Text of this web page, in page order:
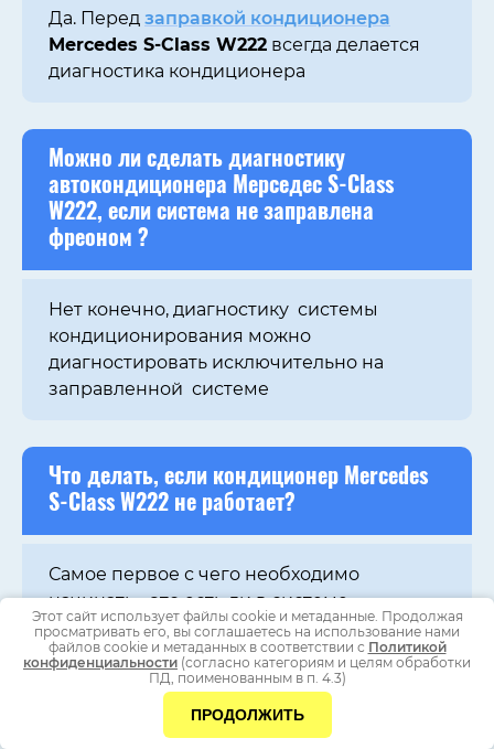
Да. Перед заправкой кондиционера
Mercedes S-Class W222 всегда делается
диагностика кондиционера
Можно ли сделать диагностику
автокондиционера Мерседес S-Class
W222, если система не заправлена
фреоном ?
Нет конечно, диагностику системы
кондиционирования можно
диагностировать исключительно на
заправленной системе
Что делать, если кондиционер Mercedes
S-Class W222 не работает?
Самое первое с чего необходимо
начинать - это есть ли в системе
кондиционера фреон и масло для
компрессора кондиционера, потому что
компрессор кондиционера не
запуститься если в системе
недостаточное количество хладагента
Этот сайт использует файлы cookie и метаданные. Продолжая
просматривать его, вы соглашаетесь на использование нами
файлов cookie и метаданных в соответствии с Политикой
конфиденциальности (согласно категориям и целям обработки
ПД, поименованным в п. 4.3)
ПРОДОЛЖИТЬ